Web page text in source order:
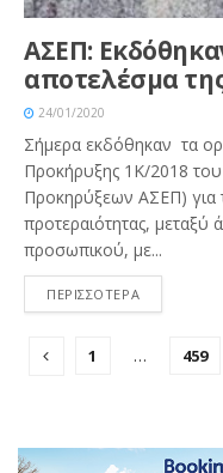
ΑΣΕΠ:
αποτελέσμα
24/01/2020
Σήμερα εκδόθηκαν τα
Προκήρυξης 1Κ/2018
Προκηρύξεων ΑΣΕΠ) για
προτεραιότητας,
προσωπικού, με...
ΠΕΡΙΣΣΟΤΕΡΑ
1 … 459